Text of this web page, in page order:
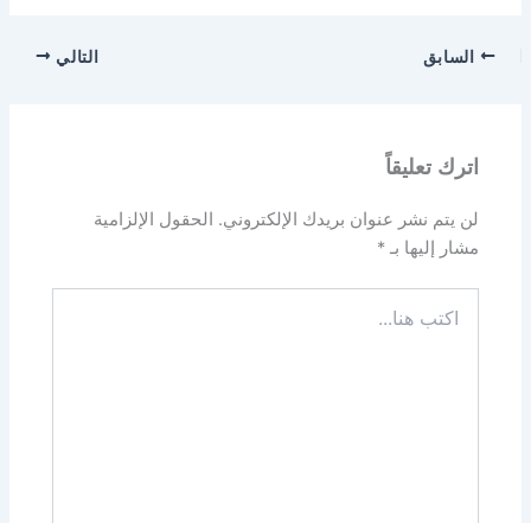
السابق التالي
اترك تعليقاً
لن يتم نشر عنوان بريدك الإلكتروني. الحقول الإلزامية
مشار إليها بـ*
هنا...